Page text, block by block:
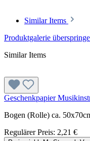
Similar Items
Produktgalerie
Similar Items
Geschenkpapier
Bogen (Rolle) ca.
Regulärer Preis: 2,21 €